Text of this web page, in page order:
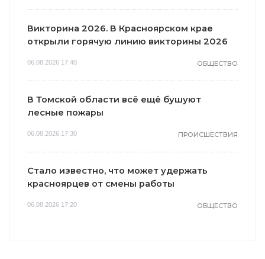
Викторина 2026. В Красноярском крае
открыли горячую линию викторины 2026
06.08.2026 17:40 ОБЩЕСТВО
В Томской области всё ещё бушуют
лесные пожары
06.08.2026 17:30 ПРОИСШЕСТВИЯ
Стало известно, что может удержать
красноярцев от смены работы
06.08.2026 17:20 ОБЩЕСТВО